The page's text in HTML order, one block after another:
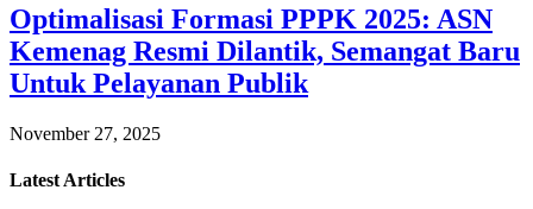
Optimalisasi Formasi PPPK 2025: ASN
Kemenag Resmi Dilantik, Semangat Baru
Untuk Pelayanan Publik
November 27, 2025
Latest Articles